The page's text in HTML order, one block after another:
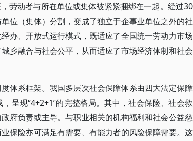
劳动者与所在单位或集体被紧紧捆绑在一起。经过30
位（集体）分割，变成了独立于企事业单位之外的社
办、开放式运行模式，既适应了全国统一劳动力市场
乡融合与社会公平，从而适应了市场经济体制和社会
体系框架。我国多层次社会保障体系由四大法定保障
呈现“4+2+1”的完整格局。其中，社会保险、社会救
府负责或主导。与职业相关的机构福利和社会公益慈
保险亦可满足有需要、有能力者的风险保障需要。这